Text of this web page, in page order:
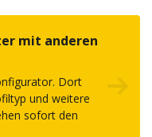
mit anderen
Dort
und weitere
sofort den